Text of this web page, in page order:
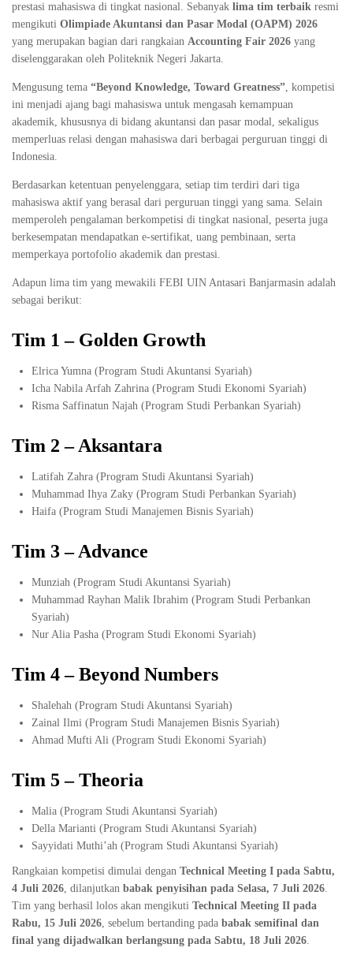
prestasi mahasiswa di tingkat nasional. Sebanyak lima tim terbaik resmi
mengikuti Olimpiade Akuntansi dan Pasar Modal (OAPM) 2026
yang merupakan bagian dari rangkaian Accounting Fair 2026 yang
diselenggarakan oleh Politeknik Negeri Jakarta.
Mengusung tema “Beyond Knowledge, Toward Greatness”, kompetisi
ini menjadi ajang bagi mahasiswa untuk mengasah kemampuan
akademik, khususnya di bidang akuntansi dan pasar modal, sekaligus
memperluas relasi dengan mahasiswa dari berbagai perguruan tinggi di
Indonesia.
Berdasarkan ketentuan penyelenggara, setiap tim terdiri dari tiga
mahasiswa aktif yang berasal dari perguruan tinggi yang sama. Selain
memperoleh pengalaman berkompetisi di tingkat nasional, peserta juga
berkesempatan mendapatkan e-sertifikat, uang pembinaan, serta
memperkaya portofolio akademik dan prestasi.
Adapun lima tim yang mewakili FEBI UIN Antasari Banjarmasin adalah
sebagai berikut:
Tim 1 – Golden Growth
Elrica Yumna (Program Studi Akuntansi Syariah)
Icha Nabila Arfah Zahrina (Program Studi Ekonomi Syariah)
Risma Saffinatun Najah (Program Studi Perbankan Syariah)
Tim 2 – Aksantara
Latifah Zahra (Program Studi Akuntansi Syariah)
Muhammad Ihya Zaky (Program Studi Perbankan Syariah)
Haifa (Program Studi Manajemen Bisnis Syariah)
Tim 3 – Advance
Munziah (Program Studi Akuntansi Syariah)
Muhammad Rayhan Malik Ibrahim (Program Studi Perbankan
Syariah)
Nur Alia Pasha (Program Studi Ekonomi Syariah)
Tim 4 – Beyond Numbers
Shalehah (Program Studi Akuntansi Syariah)
Zainal Ilmi (Program Studi Manajemen Bisnis Syariah)
Ahmad Mufti Ali (Program Studi Ekonomi Syariah)
Tim 5 – Theoria
Malia (Program Studi Akuntansi Syariah)
Della Marianti (Program Studi Akuntansi Syariah)
Sayyidati Muthi’ah (Program Studi Akuntansi Syariah)
Rangkaian kompetisi dimulai dengan Technical Meeting I pada Sabtu,
4 Juli 2026, dilanjutkan babak penyisihan pada Selasa, 7 Juli 2026.
Tim yang berhasil lolos akan mengikuti Technical Meeting II pada
Rabu, 15 Juli 2026, sebelum bertanding pada babak semifinal dan
final yang dijadwalkan berlangsung pada Sabtu, 18 Juli 2026.